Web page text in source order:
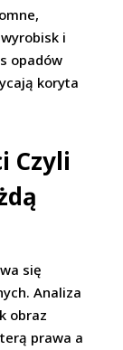
i
opadów
koryta
Czyli
się
Analiza
obraz
prawa a